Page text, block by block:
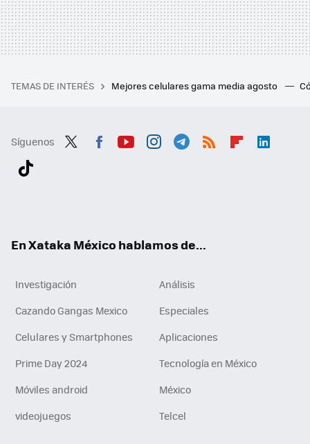
TEMAS DE INTERÉS Mejores celulares gama media agosto
Síguenos
En Xataka México hablamos de...
Investigación
Análisis
Cazando Gangas Mexico
Especiales
Celulares y Smartphones
Aplicaciones
Prime Day 2024
Tecnología en México
Móviles android
México
videojuegos
Telcel